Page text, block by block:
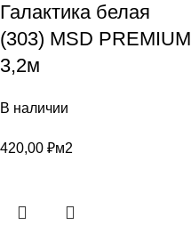
Галактика белая
(303) MSD PREMIUM
3,2м
В наличии
420,00 ₽м2